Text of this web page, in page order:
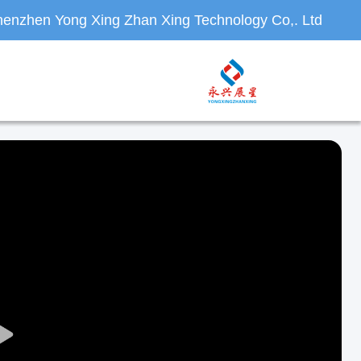
Yong Xing Zhan Xing Technology Co,. Ltd.